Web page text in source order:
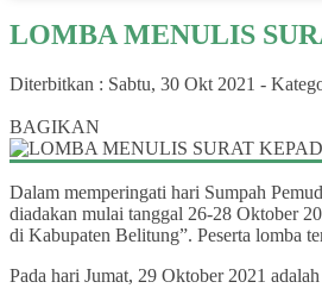
LOMBA MENULIS
Diterbitkan : Sabtu, 30 Okt 2021 -
BAGIKAN
Dalam memperingati hari Sumpah
diadakan mulai tanggal 26-28 Oktober
di Kabupaten Belitung”. Peserta lomba
Pada hari Jumat, 29 Oktober 2021